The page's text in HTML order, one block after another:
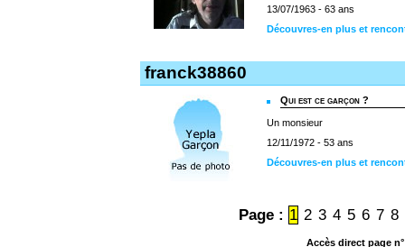
13/07/1963 - 63 ans
Découvres-en plus et
franck38860
Qui est ce garçon ?
Un monsieur
12/11/1972 - 53 ans
Découvres-en plus et
Page : 1 2 3 4 5 6 7 8
Accès direct page